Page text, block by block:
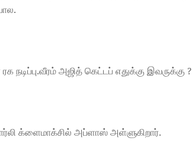
நடிப்பு.வீரம் அஜித் கெட்டப் எதுக்கு இவருக்கு ?
க்ளைமாக்சில் அப்ளாஸ் அள்ளுகிறார்.